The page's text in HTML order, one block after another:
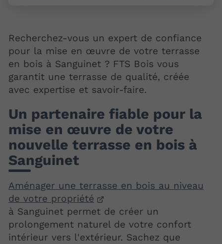
Recherchez-vous un expert de confiance
pour la mise en œuvre de votre terrasse
en bois à Sanguinet ? FTS Bois vous
garantit une terrasse de qualité, créée
avec expertise et savoir-faire.
Un partenaire fiable pour la
mise en œuvre de votre
nouvelle terrasse en bois à
Sanguinet
Aménager une terrasse en bois au niveau
de votre propriété
à Sanguinet permet de créer un
prolongement naturel de votre confort
intérieur vers l'extérieur. Sachez que